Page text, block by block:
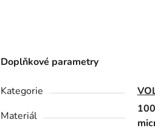
Doplňkové parametry
Kategorie
Materiál